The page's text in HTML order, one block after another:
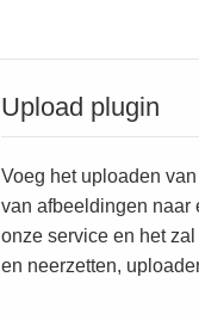
Upload plugin
Voeg het uploaden
van afbeeldingen naar
onze service en het
en neerzetten,